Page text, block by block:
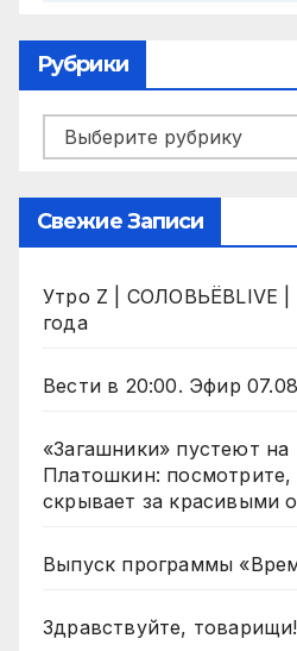
Рубрики
Рубрики
Свежие Записи
Утро Z | СОЛОВЬЁВLIVE |
года
Вести в 20:00. Эфир
«Загашники» пустеют на
Платошкин: посмотрите,
скрывает за красивыми
Выпуск программы
Здравствуйте,